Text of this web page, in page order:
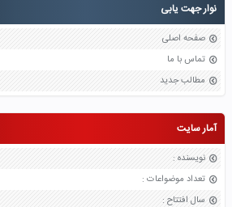
نوار جهت یابی
صفحه اصلی
تماس با ما
مطالب جدید
آمار سایت
نویسنده :
تعداد موضواعات :
سال افتتاح :